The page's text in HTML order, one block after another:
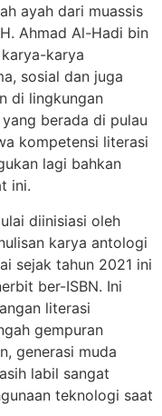
ayah dari muassis
Ahmad Al-Hadi bin
karya
sosial dan juga
di lingkungan
berada di pulau
kompetensi literasi
lagi bahkan
ini.
diinisiasi oleh
karya antologi
sejak tahun 2021 ini
ber-ISBN. Ini
literasi
gempuran
generasi muda
labil sangat
teknologi saat